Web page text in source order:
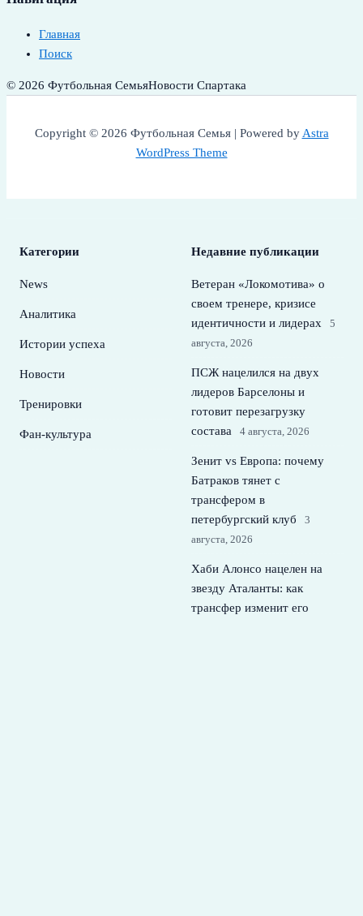
Главная
Поиск
© 2026 Футбольная СемьяНовости Спартака
Copyright © 2026 Футбольная Семья | Powered byAstra
WordPress Theme
Категории
News
Аналитика
Истории успеха
Новости
Тренировки
Фан-культура
Недавние публикации
Ветеран «Локомотива» о
своем тренере, кризисе
идентичности и лидерах
5
августа, 2026
ПСЖ нацелился на двух
лидеров Барселоны и
готовит перезагрузку
состава
4 августа, 2026
Зенит vs Европа: почему
Батраков тянет с
трансфером в
петербургский клуб
3
августа, 2026
Хаби Алонсо нацелен на
звезду Аталанты: как
трансфер изменит его